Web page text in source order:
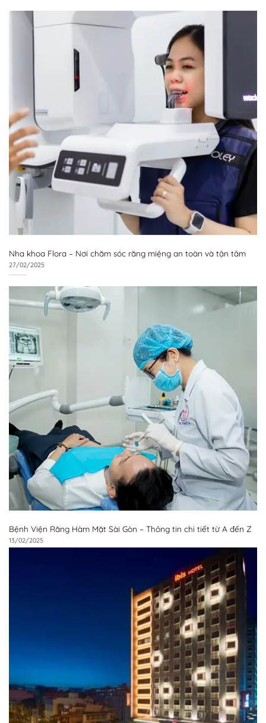
Nha khoa Flora – Nơi chăm sóc răng miệng an toàn và tận tâm
27/02/2025
Bệnh Viện Răng Hàm Mặt Sài Gòn – Thông tin chi tiết từ A đến Z
13/02/2025